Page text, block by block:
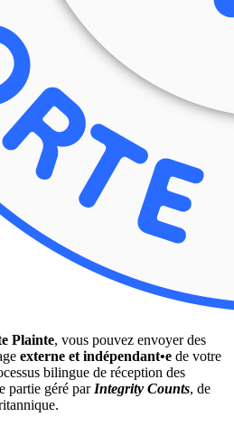
Plainte, vous pouvez envoyer des
externe et indépendant•e de votre
bilingue de réception des
partie géré par Integrity Counts, de